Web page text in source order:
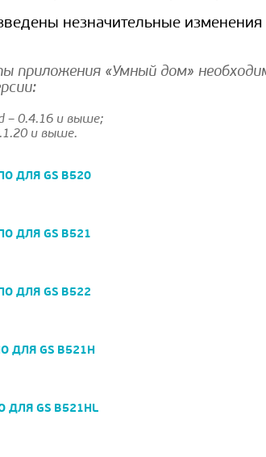
незначительные
приложения «Умный дом»
– 0.4.16 и выше;
и выше.
ДЛЯ GS B520
ДЛЯ GS B521
ДЛЯ GS B522
ДЛЯ GS B521H
ДЛЯ GS B521HL